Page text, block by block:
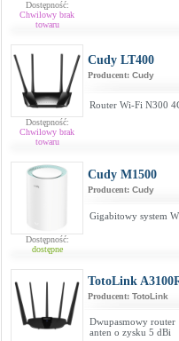
Dostępność:
Chwilowy brak
towaru
Dostępność:
Chwilowy brak
towaru
Cudy LT400
Producent: Cudy
Router Wi-Fi N300
Dostępność:
dostępne
Cudy M1500
Producent: Cudy
Gigabitowy system
TotoLink
Producent: TotoLink
Dwupasmowy
anten o zysku 5 dBi